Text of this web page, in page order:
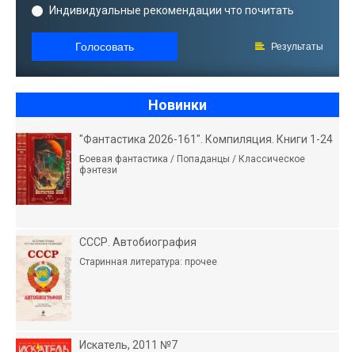
Индивидуальные рекомендации что почитать
Голосовать Результаты
Новинки
"Фантастика 2026-161". Компиляция. Книги 1-24
Боевая фантастика / Попаданцы / Классическое
фэнтези
СССР. Автобиография
Старинная литература: прочее
Искатель, 2011 №7